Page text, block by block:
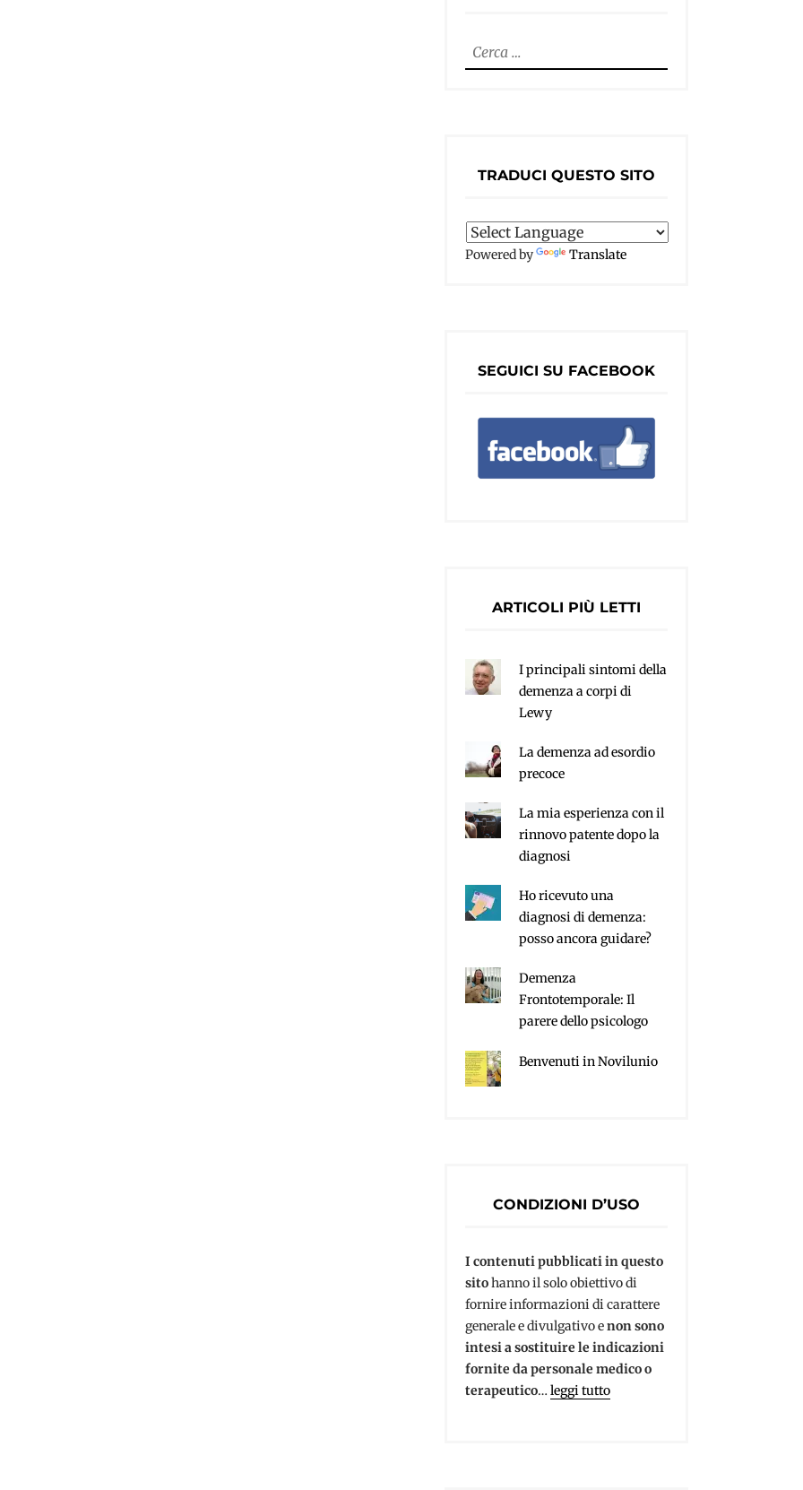
Ricerca
per:
TRADUCI QUESTO SITO
Powered by Translate
SEGUICI SU FACEBOOK
ARTICOLI PIÙ LETTI
I principali sintomi della
demenza a corpi di
Lewy
La demenza ad esordio
precoce
La mia esperienza con il
rinnovo patente dopo la
diagnosi
Ho ricevuto una
diagnosi di demenza:
posso ancora guidare?
Demenza
Frontotemporale: Il
parere dello psicologo
Benvenuti in Novilunio
CONDIZIONI D’USO
I contenuti pubblicati in questo
sitohanno il solo obiettivo di
fornire informazioni di carattere
generale e divulgativo enon sono
intesi a sostituire le indicazioni
fornite da personale medico o
terapeutico… leggi tutto